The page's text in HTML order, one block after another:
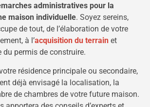
administratives pour la
maison individuelle. Soyez sereins,
de tout, de l’élaboration de votre
à l’acquisition du terrain et
du permis de construire.
résidence principale ou secondaire,
déjà envisagé la localisation, la
de chambres de votre future maison.